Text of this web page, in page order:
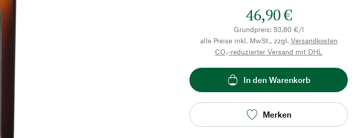
46,90 €
Grundpreis: 93,80 €/l
alle Preise inkl. MwSt., zzgl. Versandkosten
CO₂-reduzierter Versand mit DHL
In den Warenkorb
Merken